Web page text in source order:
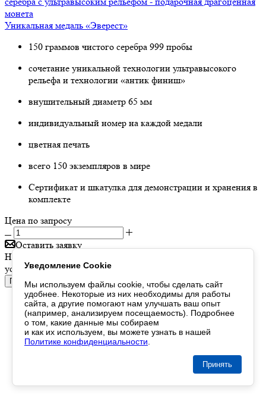
Уникальная медаль «Эверест»
150 граммов чистого серебра 999 пробы
сочетание уникальной технологии ультравысокого
рельефа и технологии «антик финиш»
внушительный диаметр 65 мм
индивидуальный номер на каждой медали
цветная печать
всего 150 экземпляров в мире
Cертификат и шкатулка для демонстрации и хранения в
комплекте
Цена по запросу
Оставить заявку
Наши менеджеры обязательно свяжутся с вами и уточнят
условия заказа
Показать еще
2 3 4 ... 7
Уведомление Cookie
Мы используем файлы cookie, чтобы сделать сайт
удобнее. Некоторые из них необходимы для работы
сайта, а другие помогают нам улучшать ваш опыт
(например, анализируем посещаемость). Подробнее
о том , какие данные мы собираем
и как их используем
вы можете узнать в нашей
Политике конфиденциальности
Принять